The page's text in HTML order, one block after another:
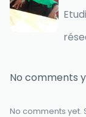
No comments
No comments yet.